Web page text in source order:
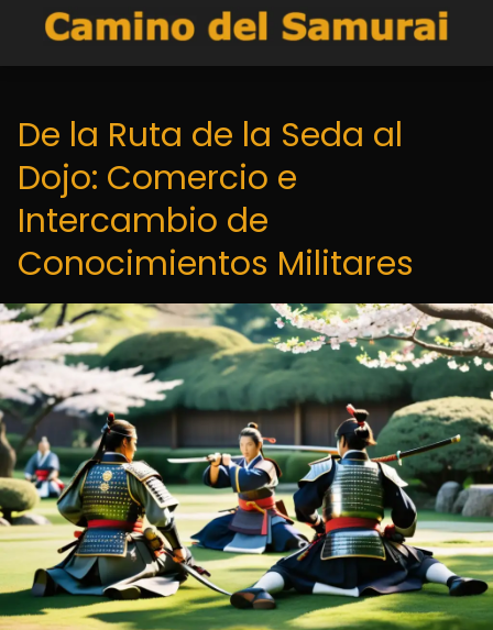
De la Ruta de la Seda al
Dojo: Comercio e
Intercambio de
Conocimientos Militares